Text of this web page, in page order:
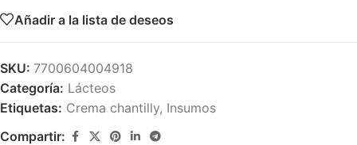
Añadir a la lista de deseos
SKU: 7700604004918
Categoría: Lácteos
Etiquetas: Crema chantilly, Insumos
Compartir: